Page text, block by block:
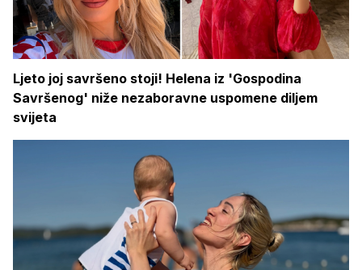
Ljeto joj savršeno stoji! Helena iz 'Gospodina
Savršenog' niže nezaboravne uspomene diljem
svijeta